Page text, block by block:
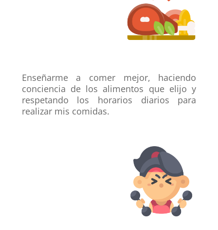
Enseñarme a comer mejor, haciendo
conciencia de los alimentos que elijo y
respetando los horarios diarios para
realizar mis comidas.